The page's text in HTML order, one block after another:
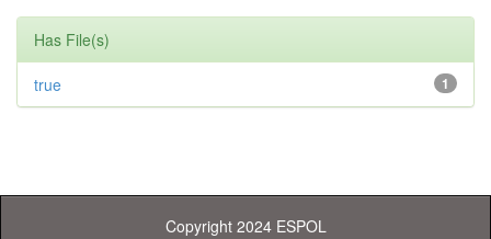
Has File(s)
1
true
Copyright 2024 ESPOL